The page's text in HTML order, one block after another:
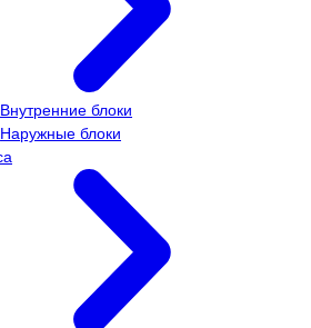
Внутренние блоки
Наружные блоки